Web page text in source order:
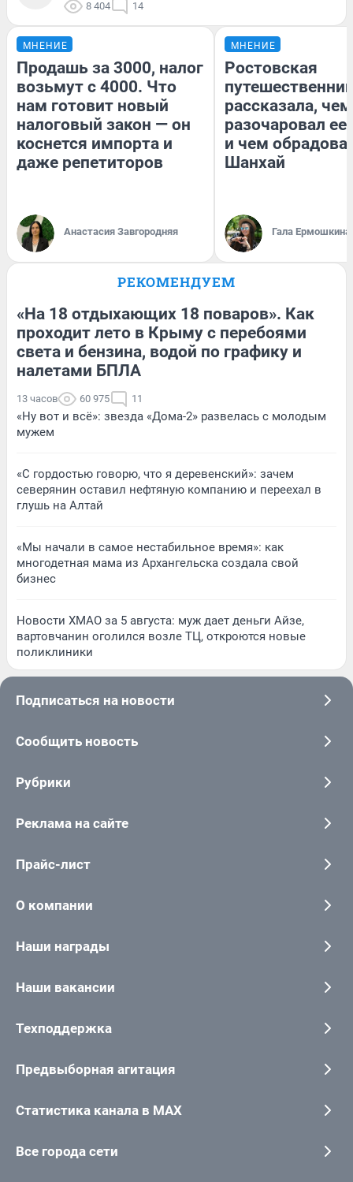
8 404 14
МНЕНИЕ
Продашь за 3000, налог
возьмут с 4000. Что
нам готовит новый
налоговый закон — он
коснется импорта и
даже репетиторов
Анастасия Завгородняя
МНЕНИЕ
Ростовская
рассказала, чем
разочаровал
и чем
Шанхай
Гала Ермошкина
РЕКОМЕНДУЕМ
«На 18 отдыхающих 18 поваров». Как
проходит лето в Крыму с перебоями
света и бензина, водой по графику и
налетами БПЛА
13 часов 60 975 11
«Ну вот и всё»: звезда «Дома-2» развелась с молодым
мужем
«С гордостью говорю, что я деревенский»: зачем
северянин оставил нефтяную компанию и переехал в
глушь на Алтай
«Мы начали в самое нестабильное время»: как
многодетная мама из Архангельска создала свой
бизнес
Новости ХМАО за 5 августа: муж дает деньги Айзе,
вартовчанин оголился возле ТЦ, откроются новые
поликлиники
Подписаться на новости
Сообщить новость
Рубрики
Реклама на сайте
Прайс-лист
О компании
Наши награды
Наши вакансии
Техподдержка
Предвыборная агитация
Статистика канала в MAX
Все города сети